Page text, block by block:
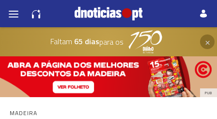
Faltam 65 diaspara os ×
PUB
MADEIRA